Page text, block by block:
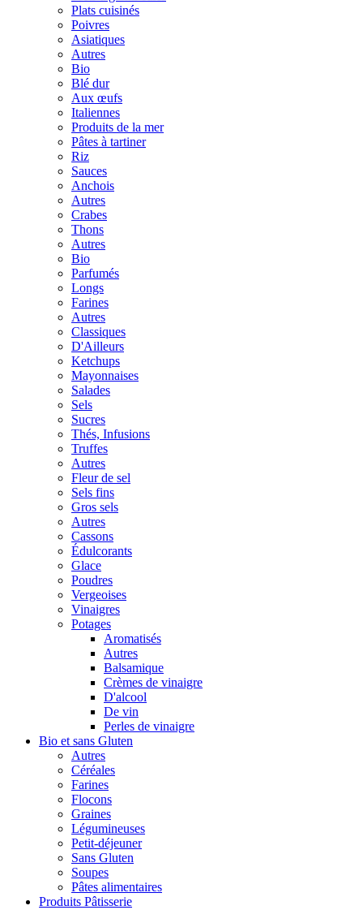
Plats cuisinés
Poivres
Asiatiques
Autres
Bio
Blé dur
Aux œufs
Italiennes
Produits de la mer
Pâtes à tartiner
Riz
Sauces
Anchois
Autres
Crabes
Thons
Autres
Bio
Parfumés
Longs
Farines
Autres
Classiques
D'Ailleurs
Ketchups
Mayonnaises
Salades
Sels
Sucres
Thés, Infusions
Truffes
Autres
Fleur de sel
Sels fins
Gros sels
Autres
Cassons
Édulcorants
Glace
Poudres
Vergeoises
Vinaigres
Potages
Aromatisés
Autres
Balsamique
Crèmes de vinaigre
D'alcool
De vin
Perles de vinaigre
Bio et sans Gluten
Autres
Céréales
Farines
Flocons
Graines
Légumineuses
Petit-déjeuner
Sans Gluten
Soupes
Pâtes alimentaires
Produits Pâtisserie